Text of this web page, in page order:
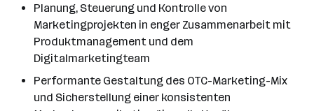
Planung, Steuerung und Kontrolle von
Marketingprojekten in enger Zusammenarbeit mit
Produktmanagement und dem
Digitalmarketingteam
Performante Gestaltung des OTC-Marketing-Mix
und Sicherstellung einer konsistenten